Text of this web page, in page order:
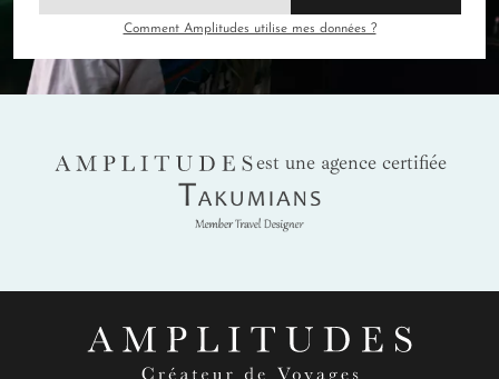
Comment Amplitudes utilise mes données ?
AMPLITUDES
est une agence certifiée
Takumians